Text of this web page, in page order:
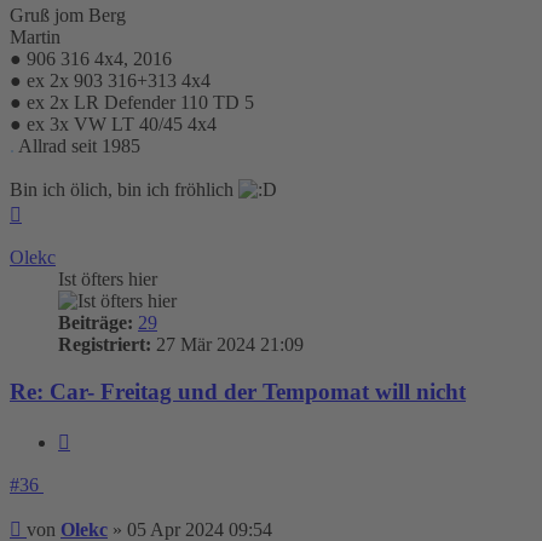
Gruß jom Berg
Martin
● 906 316 4x4, 2016
● ex 2x 903 316+313 4x4
● ex 2x LR Defender 110 TD 5
● ex 3x VW LT 40/45 4x4
. Allrad seit 1985
Bin ich ölich, bin ich fröhlich
Olekc
Ist öfters hier
Beiträge: 29
Registriert: 27 Mär 2024 21:09
Re: Car- Freitag und der Tempomat will nicht
#36
Beitrag
von Olekc » 05 Apr 2024 09:54